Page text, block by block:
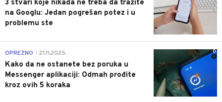
3 stvari koje nikada ne treba da tražite
na Googlu: Jedan pogrešan potez i u
problemu ste
0
OPREZNO 21.11.2025.
Kako da ne ostanete bez poruka u
Messenger aplikaciji: Odmah prođite
kroz ovih 5 koraka